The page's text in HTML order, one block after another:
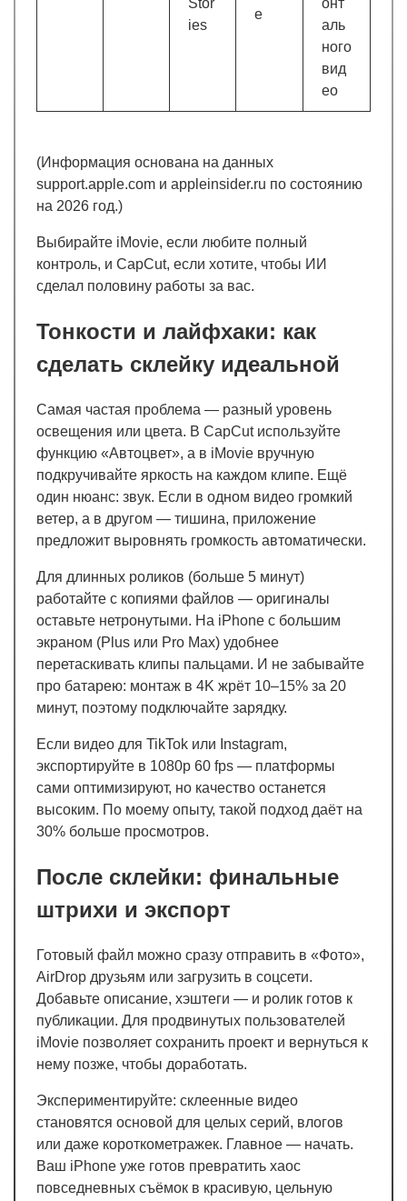
Stor
ies
e
онт
аль
ного
вид
ео
(Информация основана на данных
support.apple.com и appleinsider.ru по состоянию
на 2026 год.)
Выбирайте iMovie, если любите полный
контроль, и CapCut, если хотите, чтобы ИИ
сделал половину работы за вас.
Тонкости и лайфхаки: как
сделать склейку идеальной
Самая частая проблема — разный уровень
освещения или цвета. В CapCut используйте
функцию «Автоцвет», а в iMovie вручную
подкручивайте яркость на каждом клипе. Ещё
один нюанс: звук. Если в одном видео громкий
ветер, а в другом — тишина, приложение
предложит выровнять громкость автоматически.
Для длинных роликов (больше 5 минут)
работайте с копиями файлов — оригиналы
оставьте нетронутыми. На iPhone с большим
экраном (Plus или Pro Max) удобнее
перетаскивать клипы пальцами. И не забывайте
про батарею: монтаж в 4K жрёт 10–15% за 20
минут, поэтому подключайте зарядку.
Если видео для TikTok или Instagram,
экспортируйте в 1080p 60 fps — платформы
сами оптимизируют, но качество останется
высоким. По моему опыту, такой подход даёт на
30% больше просмотров.
После склейки: финальные
штрихи и экспорт
Готовый файл можно сразу отправить в «Фото»,
AirDrop друзьям или загрузить в соцсети.
Добавьте описание, хэштеги — и ролик готов к
публикации. Для продвинутых пользователей
iMovie позволяет сохранить проект и вернуться к
нему позже, чтобы доработать.
Экспериментируйте: склеенные видео
становятся основой для целых серий, влогов
или даже короткометражек. Главное — начать.
Ваш iPhone уже готов превратить хаос
повседневных съёмок в красивую, цельную